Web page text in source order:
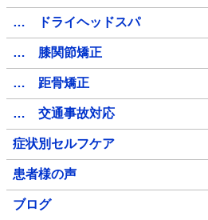
… ドライヘッドスパ
… 膝関節矯正
… 距骨矯正
… 交通事故対応
症状別セルフケア
患者様の声
ブログ